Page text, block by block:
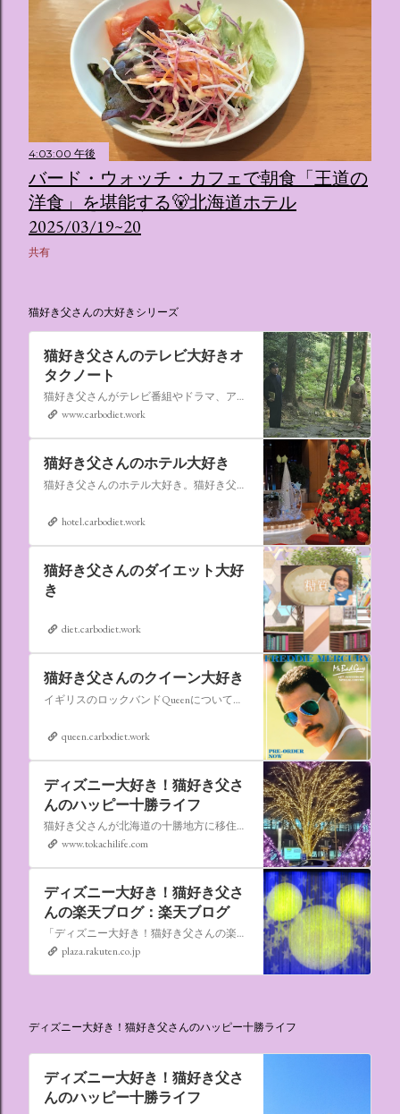
4:03:00 午後
バード・ウォッチ・カフェで朝食「王道の
洋食」を堪能する🐻北海道ホテル
2025/03/19~20
共有
猫好き父さんの大好きシリーズ
猫好き父さんのテレビ大好きオ
タクノート
猫好き父さんがテレビ番組やドラマ、アニメ、特撮ヒーロー,そしてダイエットについて書いたブログです。
www.carbodiet.work
猫好き父さんのホテル大好き
猫好き父さんのホテル大好き。猫好き父さんが宿泊したホテルの情報を徒然なるままに書いていきます。
hotel.carbodiet.work
猫好き父さんのダイエット大好
き
diet.carbodiet.work
猫好き父さんのクイーン大好き
イギリスのロックバンドQueenについての情報をアップします。
queen.carbodiet.work
ディズニー大好き！猫好き父さ
んのハッピー十勝ライフ
猫好き父さんが北海道の十勝地方に移住しました。なれない北海道の暮らしについてお伝えします。
www.tokachilife.com
ディズニー大好き！猫好き父さ
んの楽天ブログ：楽天ブログ
「ディズニー大好き！猫好き父さんの楽天ブログ」にようこそ！ いろんなブログサービスが廃止になるなか満を持して楽天ブログをはじめようと思います。 よろしくお願いいたします。
plaza.rakuten.co.jp
ディズニー大好き！猫好き父さんのハッピー十勝ライフ
ディズニー大好き！猫好き父さ
んのハッピー十勝ライフ